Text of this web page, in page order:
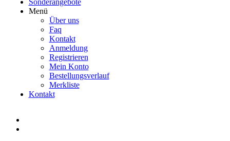
Sonderangebote
Menü
Über uns
Faq
Kontakt
Anmeldung
Registrieren
Mein Konto
Bestellungsverlauf
Merkliste
Kontakt